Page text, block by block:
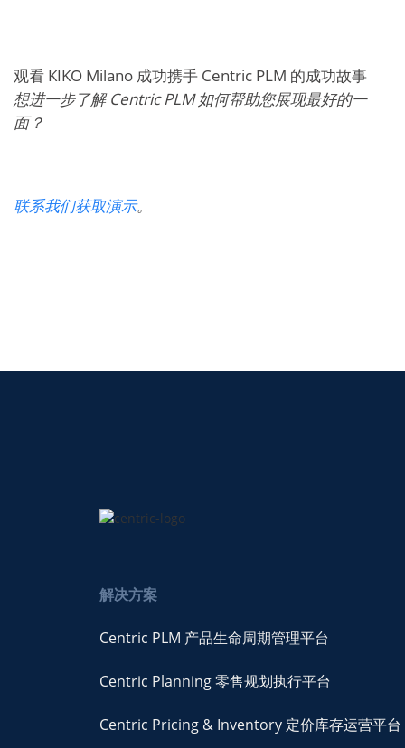
观看 KIKO Milano 成功携手 Centric PLM 的成功故事
想进一步了解Centric PLM如何帮助您展现最好的一
面？
联系我们获取演示。
解决方案
Centric PLM 产品生命周期管理平台
Centric Planning 零售规划执行平台
Centric Pricing & Inventory 定价库存运营平台